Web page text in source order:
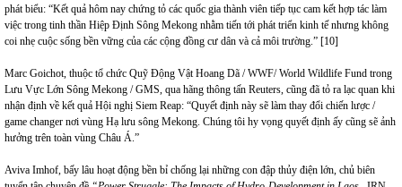
phát biểu: “Kết quả hôm nay chứng tỏ các quốc gia thành viên tiếp tục cam kết hợp tác làm
việc trong tinh thần Hiệp Định Sông Mekong nhằm tiến tới phát triển kinh tế nhưng không
coi nhẹ cuộc sống bền vững của các cộng đồng cư dân và cả môi trường.” [10]
Marc Goichot, thuộc tổ chức Quỹ Động Vật Hoang Dã / WWF/ World Wildlife Fund trong
Lưu Vực Lớn Sông Mekong / GMS, qua hãng thông tấn Reuters, cũng đã tỏ ra lạc quan khi
nhận định về kết quả Hội nghị Siem Reap: “Quyết định này sẽ làm thay đổi chiến lược /
game changer nơi vùng Hạ lưu sông Mekong. Chúng tôi hy vọng quyết định ấy cũng sẽ ảnh
hưởng trên toàn vùng Châu Á.”
Aviva Imhof, bấy lâu hoạt động bền bỉ chống lại những con đập thủy điện lớn, chủ biên